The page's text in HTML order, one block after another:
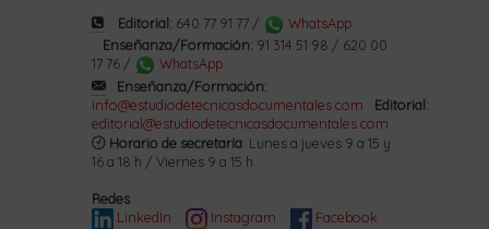
Editorial: 640 77 91 77 /
WhatsApp
Enseñanza/Formación: 91 314 51 98 / 620 00
17 76 /
WhatsApp
Enseñanza/Formación:
info@estudiodetecnicasdocumentales.com
Editorial:
editorial@estudiodetecnicasdocumentales.com
Horario de secretaría: Lunes a jueves 9 a 15 y
16 a 18 h / Viernes 9 a 15 h.
Redes
LinkedIn
Instagram
Facebook